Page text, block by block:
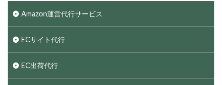
Amazon運営代行サービス
ECサイト代行
EC出荷代行